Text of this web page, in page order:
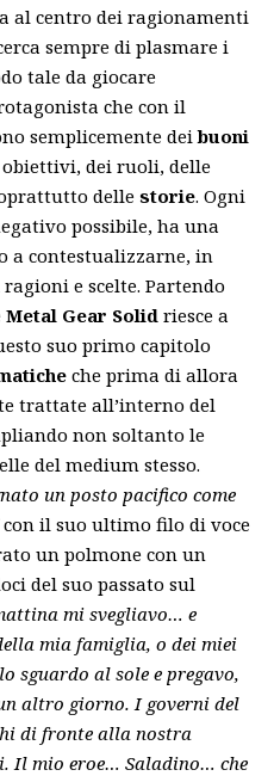
al centro dei ragionamenti
sempre di plasmare i
tale da giocare
che con il
semplicemente deibuoni
obiettivi, dei ruoli, delle
delle storie. Ogni
possibile, ha una
a contestualizzarne, in
e scelte. Partendo
Metal Gear Solid riesce a
suo primo capitolo
che prima di allora
trattate all’interno del
non soltanto le
del medium stesso.
un posto pacifico come
con il suo ultimo filo di voce
un polmone con un
del suo passato sul
mi svegliavo… e
mia famiglia, o dei miei
sguardo al sole e pregavo,
altro giorno. I governi del
di fronte alla nostra
Il mio eroe… Saladino… che